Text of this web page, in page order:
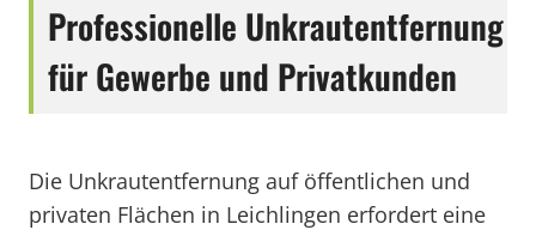
Professionelle Unkrautentfernung
für Gewerbe und Privatkunden
Die Unkrautentfernung auf öffentlichen und
privaten Flächen in Leichlingen erfordert eine